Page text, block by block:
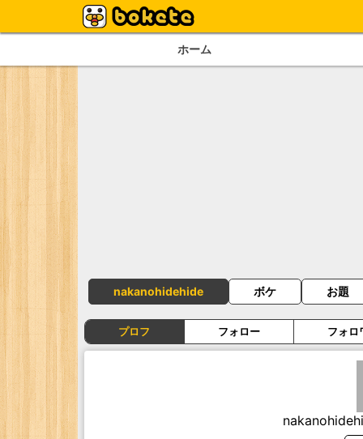
ホーム
nakanohidehide ボケ お題
プロフ フォロー フォロ